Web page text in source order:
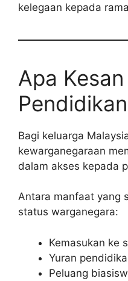
kelegaan kepada
Apa
Bagi keluarga
kewarganegaraan
dalam akses kepada
Antara manfaat yang
status warganegara:
Kemasukan ke
Yuran
Peluang